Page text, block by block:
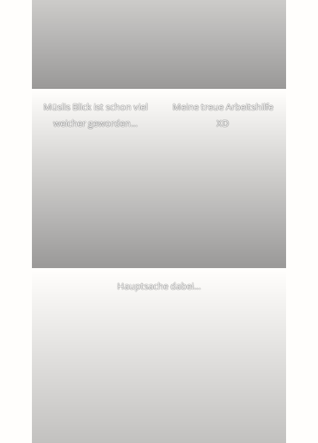
Müslis Blick ist schon viel
weicher geworden…
Meine treue Arbeitshilfe
XD
Hauptsache dabei…